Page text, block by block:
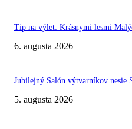
Tip na výlet: Krásnymi lesmi
6. augusta 2026
Jubilejný Salón výtvarníkov nesie
5. augusta 2026